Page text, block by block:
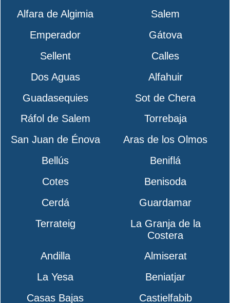
Alfara de Algimia
Salem
Emperador
Gátova
Sellent
Calles
Dos Aguas
Alfahuir
Guadasequies
Sot de Chera
Ráfol de Salem
Torrebaja
San Juan de Énova
Aras de los Olmos
Bellús
Beniflá
Cotes
Benisoda
Cerdá
Guardamar
Terrateig
La Granja de la
Costera
Andilla
Almiserat
La Yesa
Beniatjar
Casas Bajas
Castielfabib